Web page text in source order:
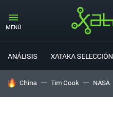
MENÚ
ANÁLISIS XATAKA SELECCIÓN
HOY SE HABLA DE
China Tim Cook NASA